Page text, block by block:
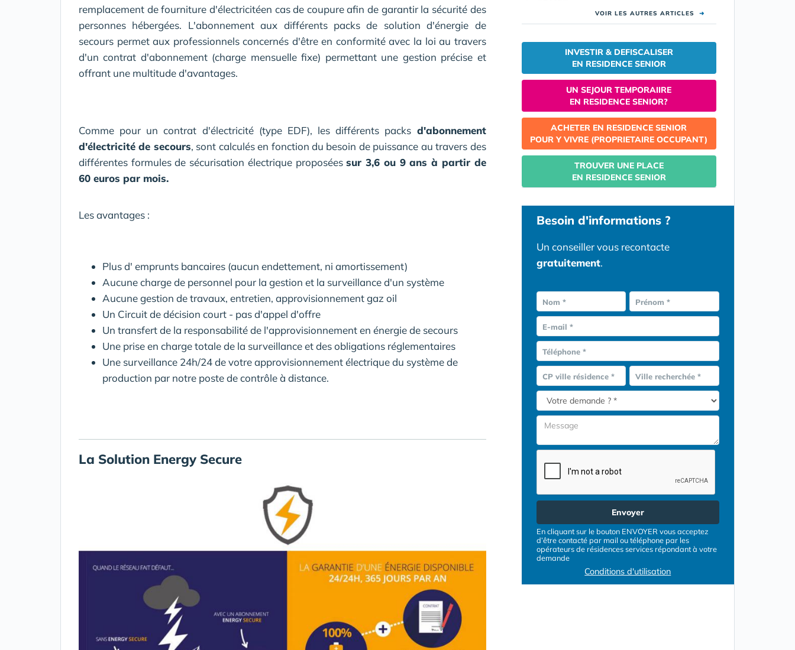
remplacement de fourniture d'électricitéen cas de coupure afin de garantir la sécurité des
personnes hébergées. L'abonnement aux différents packs de solution d'énergie de
secours permet aux professionnels concernés d'être en conformité avec la loi au travers
d'un contrat d'abonnement (charge mensuelle fixe) permettant une gestion précise et
offrant une multitude d'avantages.
Comme pour un contrat d'électricité (type EDF), les différents packs d'abonnement
d'électricité de secours, sont calculés en fonction du besoin de puissance au travers des
différentes formules de sécurisation électrique proposéessur 3,6 ou 9 ans à partir de
60 euros par mois.
Les avantages :
Plus d' emprunts bancaires (aucun endettement, ni amortissement)
Aucune charge de personnel pour la gestion et la surveillance d'un système
Aucune gestion de travaux, entretien, approvisionnement gaz oil
Un Circuit de décision court - pas d'appel d'offre
Un transfert de la responsabilité de l'approvisionnement en énergie de secours
Une prise en charge totale de la surveillance et des obligations réglementaires
Une surveillance 24h/24 de votre approvisionnement électrique du système de
production par notre poste de contrôle à distance.
La Solution Energy Secure
VOIR LES AUTRES ARTICLES ➜
INVESTIR & DEFISCALISER
EN RESIDENCE SENIOR
UN SEJOUR TEMPORAIIRE
EN RESIDENCE SENIOR?
ACHETER EN RESIDENCE SENIOR
POUR Y VIVRE (PROPRIETAIRE OCCUPANT)
TROUVER UNE PLACE
EN RESIDENCE SENIOR
Besoin d'informations ?
Un conseiller vous recontacte
gratuitement.
Nom * Prénom *
E-mail *
Téléphone *
CP ville résidence * Ville recherchée *
Envoyer
En cliquant sur le bouton ENVOYER vous acceptez
d’être contacté par mail ou téléphone par les
opérateurs de résidences services répondant à votre
demande
Conditions d'utilisation